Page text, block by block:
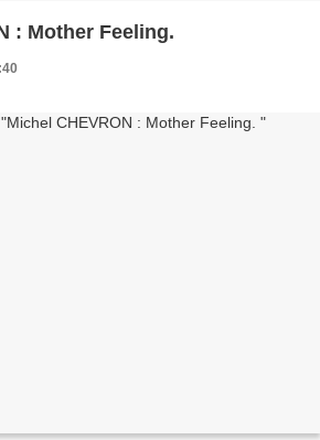
: Mother Feeling.